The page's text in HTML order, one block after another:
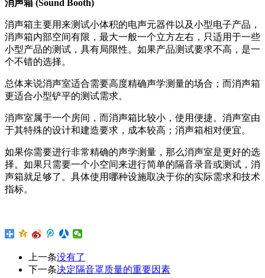
消声箱 (Sound Booth)
消声箱主要用来测试小体积的电声元器件以及小型电子产品，
消声箱内部空间有限，最大一般一个立方左右，只适用于一些
小型产品的测试，具有局限性。如果产品测试要求不高，是一
个不错的选择。
总体来说消声室适合需要高度精确声学测量的场合；而消声箱
更适合小型铲平的测试需求。
消声室属于一个房间，而消声箱比较小，使用便捷。消声室由
于其特殊的设计和建造要求，成本较高；消声箱相对便宜。
如果你需要进行非常精确的声学测量，那么消声室是更好的选
择。如果只需要一个小空间来进行简单的隔音录音或测试，消
声箱就足够了。具体使用哪种设施取决于你的实际需求和技术
指标。
上一条没有了
下一条决定隔音罩质量的重要因素